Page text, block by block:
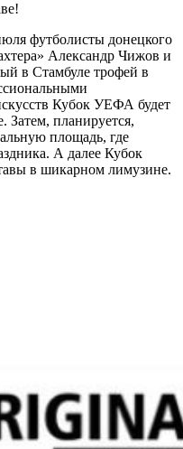
футболисты донецкого
Александр Чижов и
в Стамбуле трофей в
Кубок УЕФА будет
Затем, планируется,
площадь, где
А далее Кубок
в шикарном лимузине.